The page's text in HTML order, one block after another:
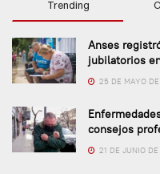
Trending
Anses
jubilatorios
25 DE MAYO
consejos
21 DE JUNIO